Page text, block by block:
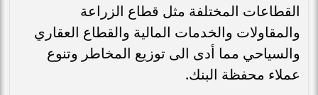
القطاعات المختلفة مثل قطاع الزراعة
والمقاولات والخدمات المالية والقطاع العقاري
والسياحي مما أدى الى توزيع المخاطر وتنوع
عملاء محفظة البنك.